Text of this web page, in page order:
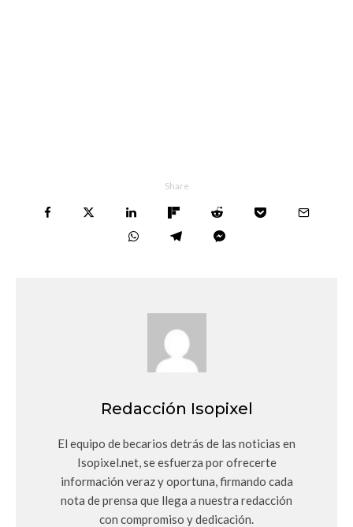
Share
Redacción Isopixel
El equipo de becarios detrás de las noticias en
Isopixel.net, se esfuerza por ofrecerte
información veraz y oportuna, firmando cada
nota de prensa que llega a nuestra redacción
con compromiso y dedicación.